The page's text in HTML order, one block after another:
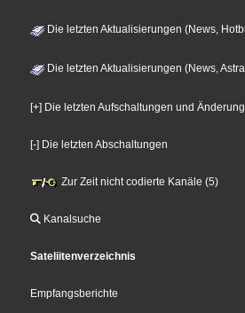
Die letzten Aktualisierungen (News,
Die letzten Aktualisierungen (News,
[+] Die letzten Aufschaltungen und
[-] Die letzten Abschaltungen
Zur Zeit nicht codierte Kanäle (5)
Kanalsuche
Sateliitenverzeichnis
Empfangsberichte